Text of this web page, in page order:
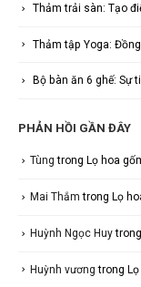
Thảm trải sàn: Tạo
Thảm tập Yoga:
Bộ bàn ăn 6 ghế: Sự
PHẢN HỒI GẦN ĐÂY
Tùng trong Lọ hoa
Mai Thắm trong Lọ
Huỳnh Ngọc Huytrong
Huỳnh vương trong